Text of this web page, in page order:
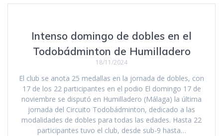
Intenso domingo de dobles en el
Todobádminton de Humilladero
18/11/2024
El club se anota 25 medallas en la jornada de dobles, con
17 de los 22 participantes en el podio El domingo 17 de
noviembre se disputó en Humilladero (Málaga) la última
jornada del Circuito Todobádminton, dedicado a las
modalidades de dobles para todas las edades. Hasta 22
participantes tuvo el club, desde sub-9 hasta…